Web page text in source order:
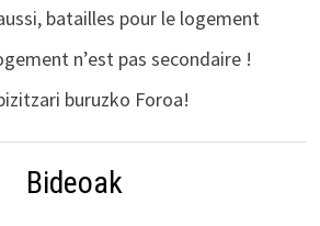
batailles pour le logement
n’est pas secondaire !
buruzko Foroa!
Bideoak